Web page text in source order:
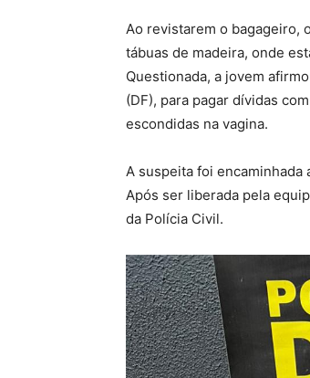
Ao revistarem o bagageiro,
tábuas de madeira, onde
Questionada, a jovem
(DF), para pagar dívidas
escondidas na vagina.
A suspeita foi encaminhada
Após ser liberada pela
da Polícia Civil.